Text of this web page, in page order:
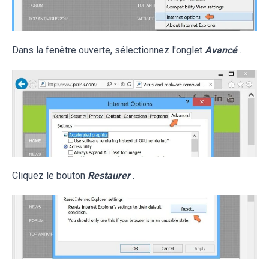
Dans la fenêtre ouverte, sélectionnez l'onglet Avancé .
Cliquez le bouton Restaurer .